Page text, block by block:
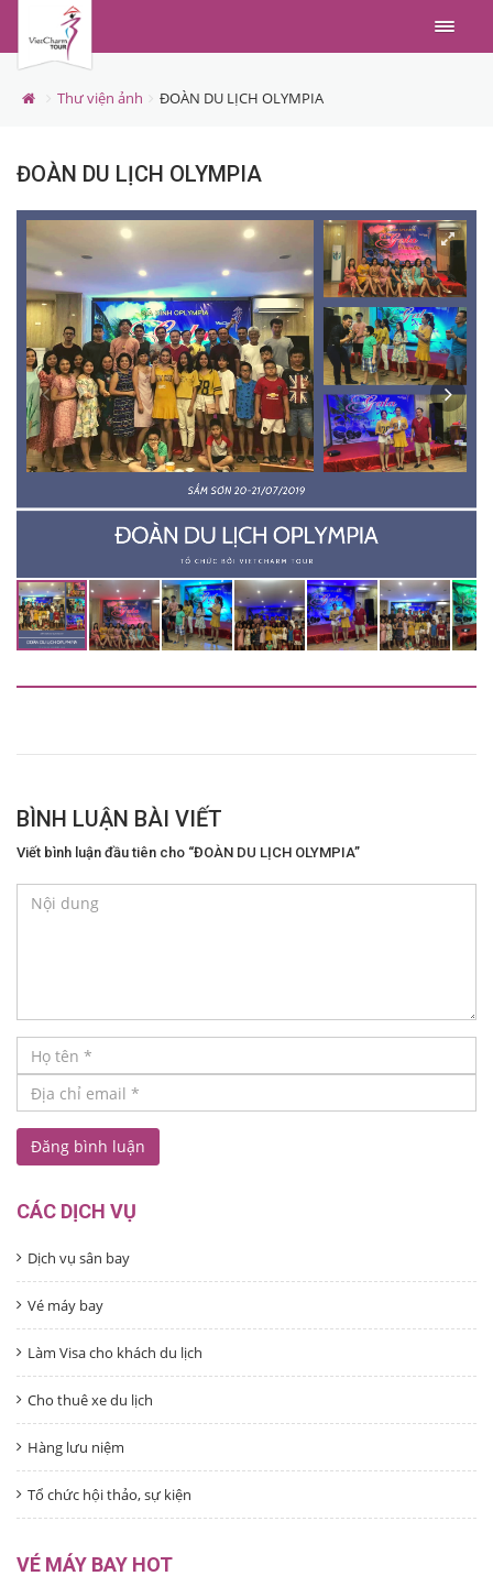
Menu
Thư viện ảnh ĐOÀN DU LỊCH OLYMPIA
ĐOÀN DU LỊCH OLYMPIA
BÌNH LUẬN BÀI VIẾT
Viết bình luận đầu tiên cho “ĐOÀN DU LỊCH OLYMPIA”
CÁC DỊCH VỤ
Dịch vụ sân bay
Vé máy bay
Làm Visa cho khách du lịch
Cho thuê xe du lịch
Hàng lưu niệm
Tổ chức hội thảo, sự kiện
VÉ MÁY BAY HOT